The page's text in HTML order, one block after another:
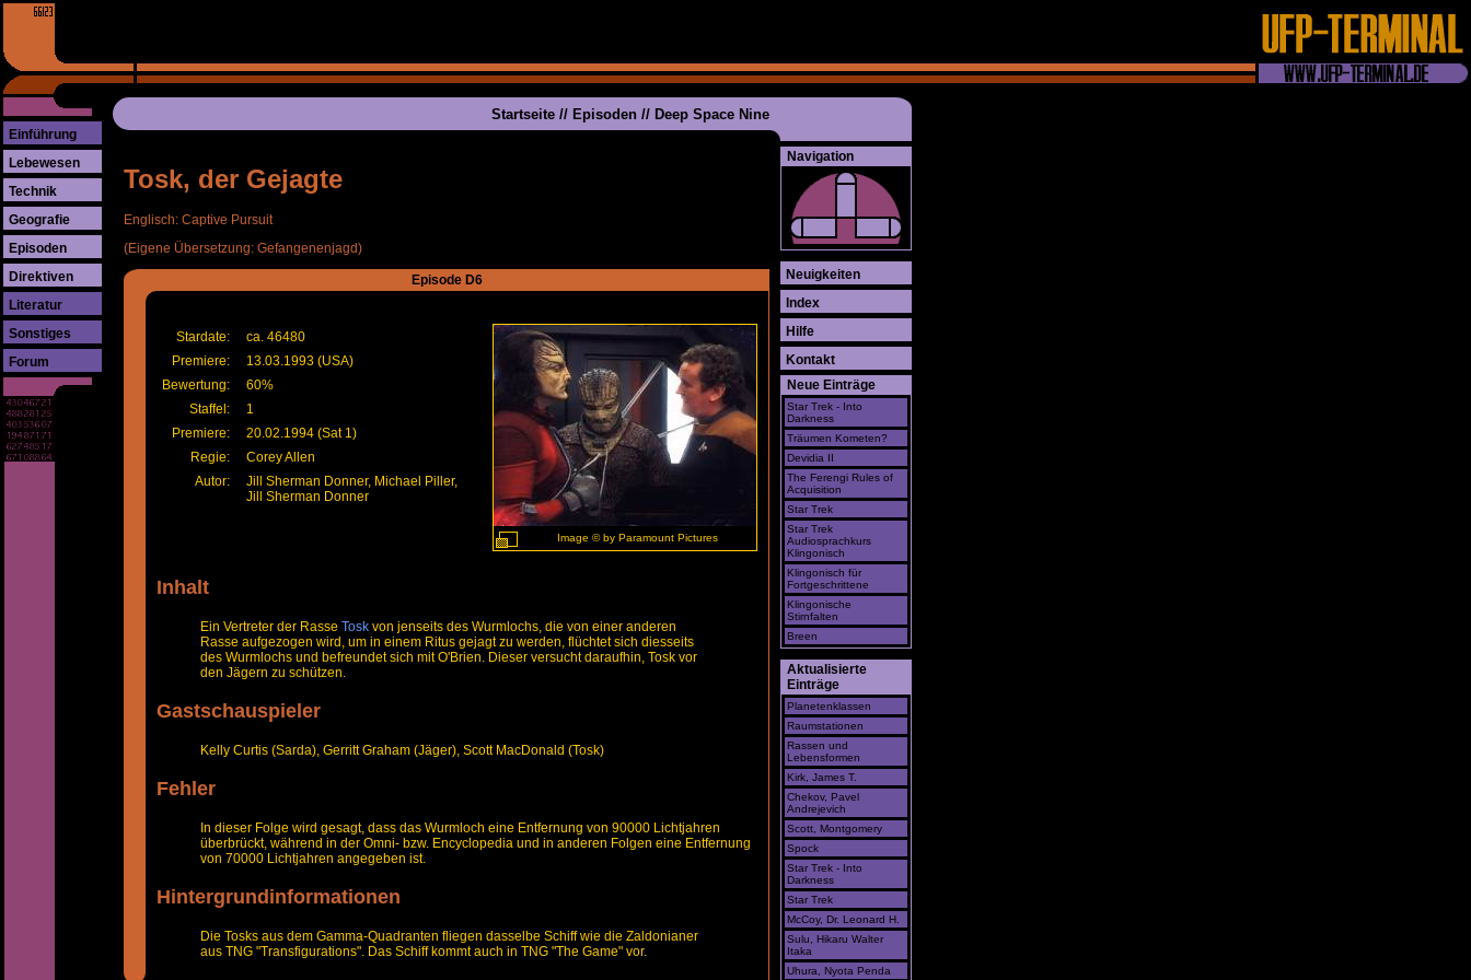
Einführung
Lebewesen
Technik
Geografie
Episoden
Direktiven
Literatur
Sonstiges
Forum
Startseite // Episoden // Deep Space Nine
Tosk, der Gejagte
Englisch: Captive Pursuit
(Eigene Übersetzung: Gefangenenjagd)
Episode D6
Image © by Paramount Pictures
Stardate:
ca. 46480
Premiere:
13.03.1993 (USA)
Bewertung:
60%
Staffel:
1
Premiere:
20.02.1994 (Sat 1)
Regie:
Corey Allen
Autor:
Jill Sherman Donner, Michael Piller,
Jill Sherman Donner
Inhalt
Ein Vertreter der Rasse Tosk von jenseits des Wurmlochs, die von einer anderen
Rasse aufgezogen wird, um in einem Ritus gejagt zu werden, flüchtet sich diesseits
des Wurmlochs und befreundet sich mit O'Brien. Dieser versucht daraufhin, Tosk vor
den Jägern zu schützen.
Gastschauspieler
Kelly Curtis (Sarda), Gerritt Graham (Jäger), Scott MacDonald (Tosk)
Fehler
In dieser Folge wird gesagt, dass das Wurmloch eine Entfernung von 90000 Lichtjahren
überbrückt, während in der Omni- bzw. Encyclopedia und in anderen Folgen eine Entfernung
von 70000 Lichtjahren angegeben ist.
Hintergrundinformationen
Die Tosks aus dem Gamma-Quadranten fliegen dasselbe Schiff wie die Zaldonianer
aus TNG "Transfigurations". Das Schiff kommt auch in TNG "The Game" vor.
Navigation
Neuigkeiten
Index
Hilfe
Kontakt
Neue Einträge
Star Trek - Into
Darkness
Träumen Kometen?
Devidia II
The Ferengi Rules of
Acquisition
Star Trek
Star Trek
Audiosprachkurs
Klingonisch
Klingonisch für
Fortgeschrittene
Klingonische
Stirnfalten
Breen
Aktualisierte
Einträge
Planetenklassen
Raumstationen
Rassen und
Lebensformen
Kirk, James T.
Chekov, Pavel
Andrejevich
Scott, Montgomery
Spock
Star Trek - Into
Darkness
Star Trek
McCoy, Dr. Leonard H.
Sulu, Hikaru Walter
Itaka
Uhura, Nyota Penda